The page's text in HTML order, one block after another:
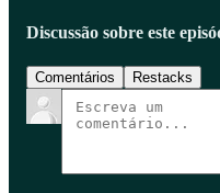
Discussão sobre este
Comentários Restacks